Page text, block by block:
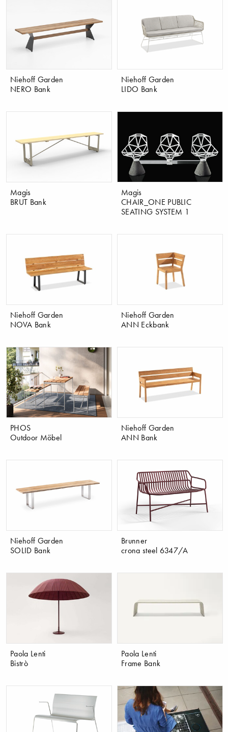
​Niehoff Garden
NERO Bank
​Niehoff Garden
LIDO Bank
Magis
BRUT Bank
Magis
CHAIR_ONE PUBLIC
SEATING SYSTEM 1
​Niehoff Garden
NOVA Bank
​Niehoff Garden
ANN Eckbank
PHOS
Outdoor Möbel
​Niehoff Garden
ANN Bank
​Niehoff Garden
SOLID Bank
Brunner
crona steel 6347/A
Paola Lenti
Bistrò
Paola Lenti
Frame Bank